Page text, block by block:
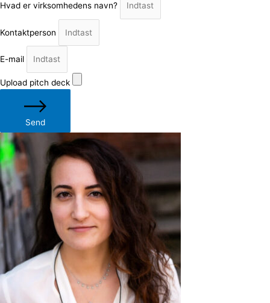
Hvad er virksomhedens navn?
Kontaktperson
E-mail
Upload pitch deck
Send